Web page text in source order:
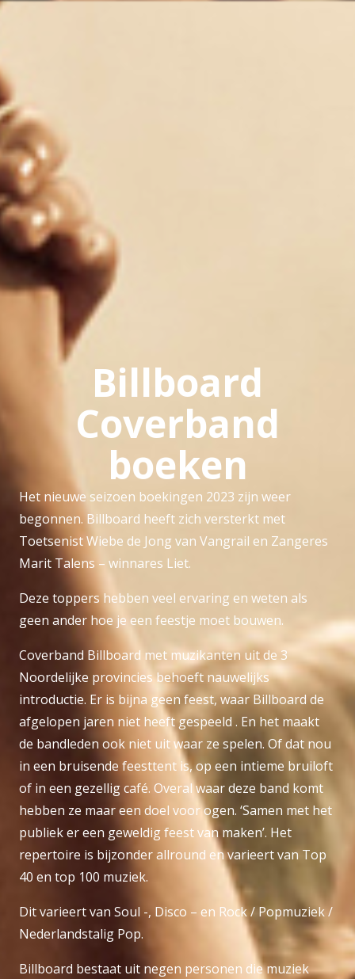
Billboard
Coverband
boeken
Het nieuwe seizoen boekingen 2023 zijn weer
begonnen. Billboard heeft zich versterkt met
Toetsenist Wiebe de Jong van Vangrail en Zangeres
Marit Talens – winnares Liet.
Deze toppers hebben veel ervaring en weten als
geen ander hoe je een feestje moet bouwen.
Coverband Billboard met muzikanten uit de 3
Noordelijke provincies behoeft nauwelijks
introductie. Er is bijna geen feest, waar Billboard de
afgelopen jaren niet heeft gespeeld . En het maakt
de bandleden ook niet uit waar ze spelen. Of dat nou
in een bruisende feesttent is, op een intieme bruiloft
of in een gezellig café. Overal waar deze band komt
hebben ze maar een doel voor ogen. ‘Samen met het
publiek er een geweldig feest van maken’. Het
repertoire is bijzonder allround en varieert van Top
40 en top 100 muziek.
Dit varieert van Soul -, Disco – en Rock / Popmuziek /
Nederlandstalig Pop.
Billboard bestaat uit negen personen die muziek